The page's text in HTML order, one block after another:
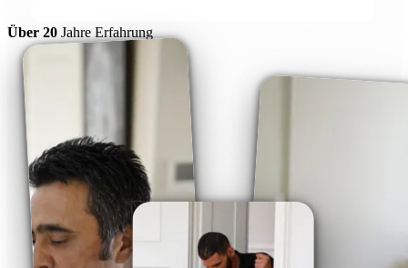
Über 20 Jahre Erfahrung